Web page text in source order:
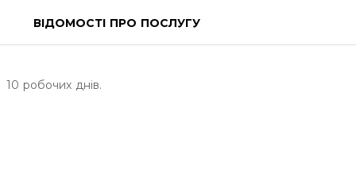
ВІДОМОСТІ ПРО ПОСЛУГУ
10 робочих днів.